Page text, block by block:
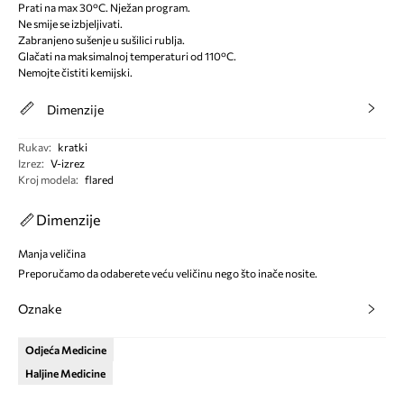
Prati na max 30°C. Nježan program.
Ne smije se izbjeljivati.
Zabranjeno sušenje u sušilici rublja.
Glačati na maksimalnoj temperaturi od 110°C.
Nemojte čistiti kemijski.
Dimenzije
Rukav:
kratki
Izrez: V-izrez
Kroj modela: flared
Dimenzije
Manja veličina
Preporučamo da odaberete veću veličinu nego što inače nosite.
Oznake
Odjeća Medicine
Haljine Medicine